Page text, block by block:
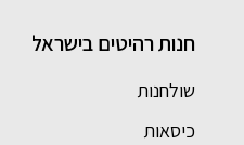
חנות רהיטים בישראל
שולחנות
כיסאות